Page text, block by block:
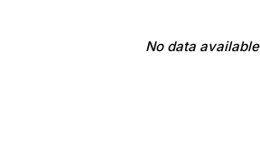
No data available